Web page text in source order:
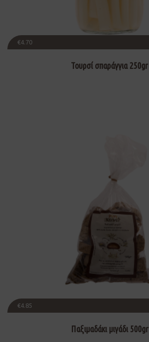
€4.70
Τουρσί σπαράγγια 250gr
€4.85
Παξιμαδάκι μιγάδι 500gr